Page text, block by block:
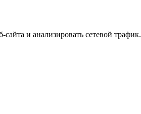
и анализировать сетевой трафик.